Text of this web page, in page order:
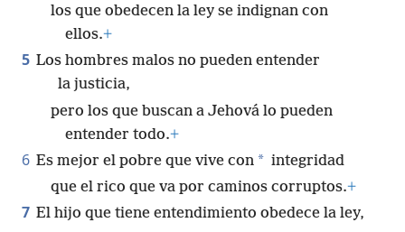
los que obedecen la ley se indignan con
ellos.+
5 Los hombres malos no pueden entender
la justicia,
pero los que buscan a Jehová lo pueden
entender todo.+
6 Es mejor el pobre que vive con * integridad
que el rico que va por caminos corruptos.+
7 El hijo que tiene entendimiento obedece la ley,